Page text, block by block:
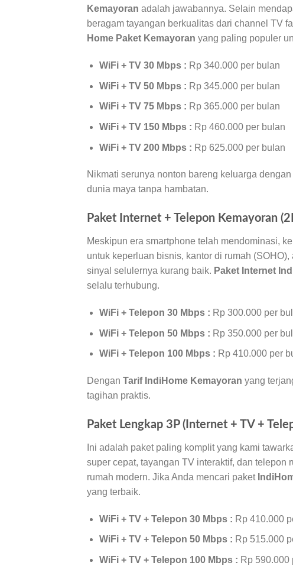
Kemayoran adalah jawabannya. Selain
beragam tayangan berkualitas dari channel TV
Home Paket Kemayoran yang paling populer
WiFi + TV 30 Mbps : Rp 340.000 per bulan
WiFi + TV 50 Mbps : Rp 345.000 per bulan
WiFi + TV 75 Mbps : Rp 365.000 per bulan
WiFi + TV 150 Mbps : Rp 460.000 per bulan
WiFi + TV 200 Mbps : Rp 625.000 per bulan
Nikmati serunya nonton bareng keluarga
dunia maya tanpa hambatan.
Paket Internet + Telepon Kemayoran
Meskipun era smartphone telah mendominasi,
untuk keperluan bisnis, kantor di rumah
sinyal selulernya kurang baik. Paket Internet
selalu terhubung.
WiFi + Telepon 30 Mbps : Rp 300.000 per
WiFi + Telepon 50 Mbps : Rp 350.000 per
WiFi + Telepon 100 Mbps : Rp 410.000 per
Dengan Tarif IndiHome Kemayoran yang
tagihan praktis.
Paket Lengkap 3P (Internet + TV +
Ini adalah paket paling komplit yang kami
super cepat, tayangan TV interaktif, dan telepon
rumah modern. Jika Anda mencari paket
yang terbaik.
WiFi + TV + Telepon 30 Mbps : Rp 410.000
WiFi + TV + Telepon 50 Mbps : Rp 515.000
WiFi + TV + Telepon 100 Mbps : Rp 590.000